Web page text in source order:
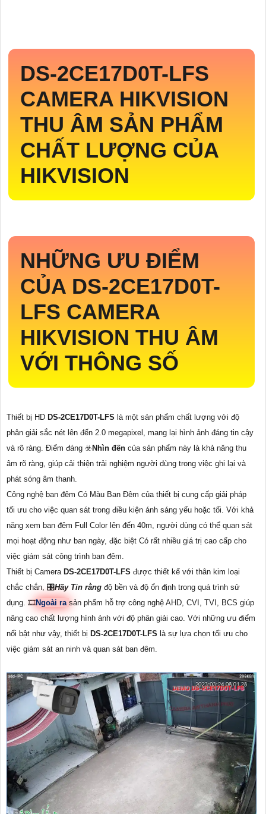
DS-2CE17D0T-LFS
CAMERA HIKVISION
THU ÂM SẢN PHẨM
CHẤT LƯỢNG CỦA
HIKVISION
NHỮNG ƯU ĐIỂM
CỦA DS-2CE17D0T-
LFS CAMERA
HIKVISION THU ÂM
VỚI THÔNG SỐ
Thiết bị HD DS-2CE17D0T-LFS là một sản phẩm chất lượng với độ
phân giải sắc nét lên đến 2.0 megapixel, mang lại hình ảnh đáng tin cậy
và rõ ràng. Điểm đáng ☣️ Nhìn đến của sản phẩm này là khả năng thu
âm rõ ràng, giúp cải thiện trải nghiệm người dùng trong việc ghi lại và
phát sóng âm thanh.
Công nghệ ban đêm Có Màu Ban Đêm của thiết bị cung cấp giải pháp
tối ưu cho việc quan sát trong điều kiện ánh sáng yếu hoặc tối. Với khả
năng xem ban đêm Full Color lên đến 40m, người dùng có thể quan sát
mọi hoạt động như ban ngày, đặc biệt Có rất nhiều giá trị cao cấp cho
việc giám sát công trình ban đêm.
Thiết bị Camera DS-2CE17D0T-LFS được thiết kế với thân kim loại
chắc chắn, 🎛Hãy Tin rằng độ bền và độ ổn định trong quá trình sử
dụng. 🎞Ngoài ra sản phẩm hỗ trợ công nghệ AHD, CVI, TVI, BCS giúp
nâng cao chất lượng hình ảnh với độ phân giải cao. Với những ưu điểm
nổi bật như vậy, thiết bị DS-2CE17D0T-LFS là sự lựa chọn tối ưu cho
việc giám sát an ninh và quan sát ban đêm.